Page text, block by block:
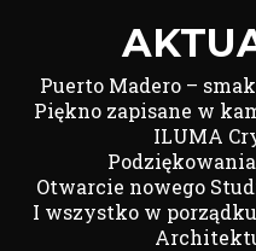
Puerto Madero –
Piękno zapisane w
ILUMA
Otwarcie nowego
I wszystko w